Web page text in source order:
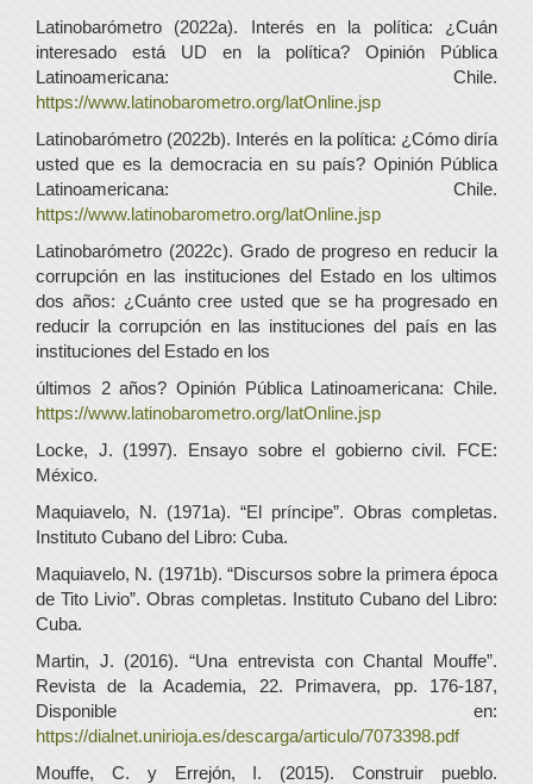
Latinobarómetro (2022a). Interés en la política: ¿Cuán
interesado está UD en la política? Opinión Pública
Latinoamericana: Chile.
https://www.latinobarometro.org/latOnline.jsp
Latinobarómetro (2022b). Interés en la política: ¿Cómo diría
usted que es la democracia en su país? Opinión Pública
Latinoamericana: Chile.
https://www.latinobarometro.org/latOnline.jsp
Latinobarómetro (2022c). Grado de progreso en reducir la
corrupción en las instituciones del Estado en los ultimos
dos años: ¿Cuánto cree usted que se ha progresado en
reducir la corrupción en las instituciones del país en las
instituciones del Estado en los
últimos 2 años? Opinión Pública Latinoamericana: Chile.
https://www.latinobarometro.org/latOnline.jsp
Locke, J. (1997). Ensayo sobre el gobierno civil. FCE:
México.
Maquiavelo, N. (1971a). “El príncipe”. Obras completas.
Instituto Cubano del Libro: Cuba.
Maquiavelo, N. (1971b). “Discursos sobre la primera época
de Tito Livio”. Obras completas. Instituto Cubano del Libro:
Cuba.
Martin, J. (2016). “Una entrevista con Chantal Mouffe”.
Revista de la Academia, 22. Primavera, pp. 176-187,
Disponible en:
https://dialnet.unirioja.es/descarga/articulo/7073398.pdf
Mouffe, C. y Errejón, I. (2015). Construir pueblo.